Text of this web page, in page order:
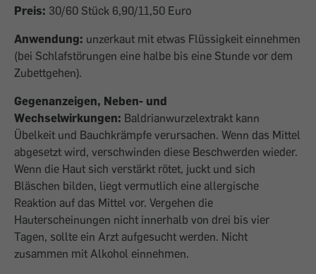
Preis: 30/60 Stück 6,90/11,50 Euro
Anwendung: unzerkaut mit etwas Flüssigkeit einnehmen
(bei Schlafstörungen eine halbe bis eine Stunde vor dem
Zubettgehen).
Gegenanzeigen, Neben- und
Wechselwirkungen: Baldrianwurzelextrakt kann
Übelkeit und Bauchkrämpfe verursachen. Wenn das Mittel
abgesetzt wird, verschwinden diese Beschwerden wieder.
Wenn die Haut sich verstärkt rötet, juckt und sich
Bläschen bilden, liegt vermutlich eine allergische
Reaktion auf das Mittel vor. Vergehen die
Hauterscheinungen nicht innerhalb von drei bis vier
Tagen, sollte ein Arzt aufgesucht werden. Nicht
zusammen mit Alkohol einnehmen.